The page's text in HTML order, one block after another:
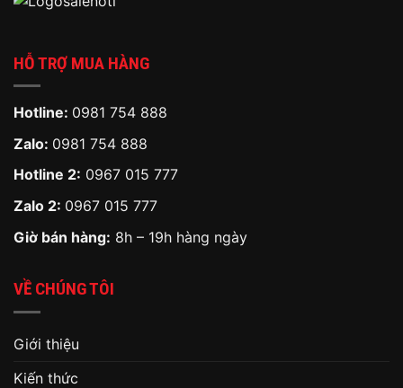
HỖ TRỢ MUA HÀNG
Hotline: 0981 754 888
Zalo: 0981 754 888
Hotline 2: 0967 015 777
Zalo 2: 0967 015 777
Giờ bán hàng: 8h – 19h hàng ngày
VỀ CHÚNG TÔI
Giới thiệu
Kiến thức